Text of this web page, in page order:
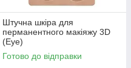
Штучна шкіра для
перманентного макіяжу 3D
(Eye)
Готово до відправки